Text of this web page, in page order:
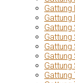
Gattung
Gattung
Gattung
Gattung
Gattung
Gattung